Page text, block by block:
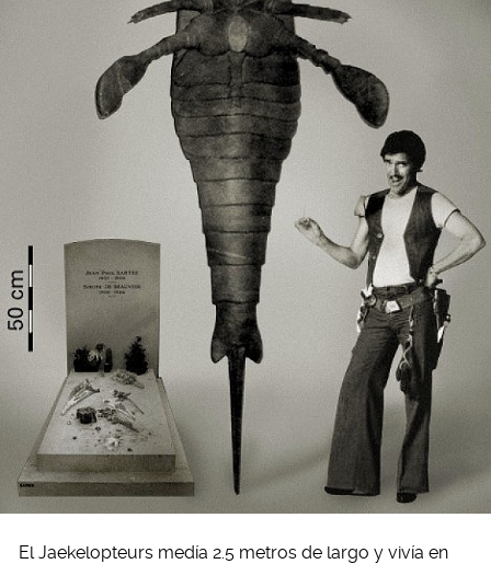
El Jaekelopteurs medía 2.5 metros de largo y vivía en